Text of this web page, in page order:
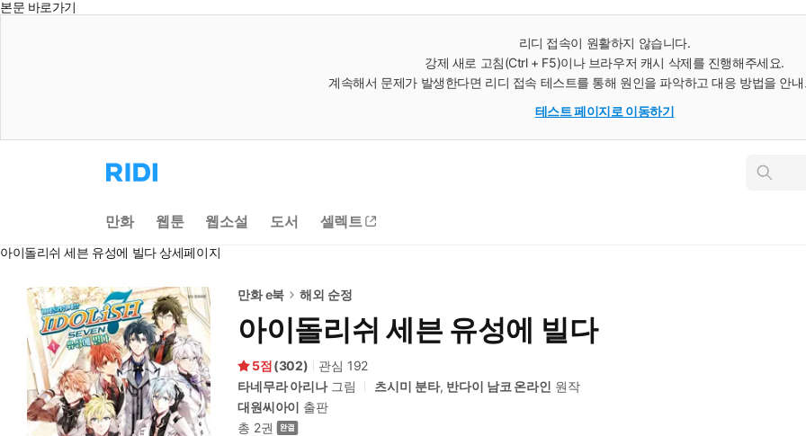
본문 바로가기
리디 접속이 원활하지 않습니다.
강제 새로 고침(Ctrl + F5)이나 브라우저 캐시 삭제를 진행해주세요.
계속해서 문제가 발생한다면 리디 접속 테스트를 통해 원인을 파악하고 대응 방법을 안
테스트 페이지로 이동하기
리
디
으
로
동
인
만화 웹툰 웹소설 도서 셀렉트
아이돌리쉬 세븐 유성에 빌다 상세페이지
만화 e북 해외 순정
아이돌리쉬 세븐 유성에 빌다
5 (302) 관심 192
타네무라 아리나그림 츠시미 분타, 반다이 남코 온라인 원작
대원씨아이 출판
총 2권